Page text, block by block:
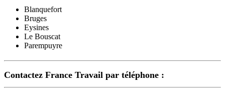
Blanquefort
Bruges
Eysines
Le Bouscat
Parempuyre
Contactez France Travail par téléphone :